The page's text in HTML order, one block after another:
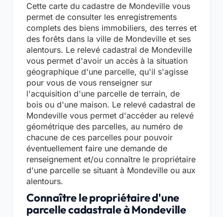
Cette carte du cadastre de Mondeville vous
permet de consulter les enregistrements
complets des biens immobiliers, des terres et
des forêts dans la ville de Mondeville et ses
alentours. Le relevé cadastral de Mondeville
vous permet d'avoir un accès à la situation
géographique d'une parcelle, qu'il s'agisse
pour vous de vous renseigner sur
l'acquisition d'une parcelle de terrain, de
bois ou d'une maison. Le relevé cadastral de
Mondeville vous permet d'accéder au relevé
géométrique des parcelles, au numéro de
chacune de ces parcelles pour pouvoir
éventuellement faire une demande de
renseignement et/ou connaître le propriétaire
d'une parcelle se situant à Mondeville ou aux
alentours.
Connaître le propriétaire d'une
parcelle cadastrale à Mondeville